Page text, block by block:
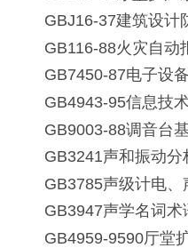
GBJ16-37建筑设计
GB116-88火灾自动
GB7450-87电子设
GB4943-95信息技
GB9003-88调音台
GB3241声和振动
GB3785声级计电
GB3947声学名词术
GB4959-9590厅堂